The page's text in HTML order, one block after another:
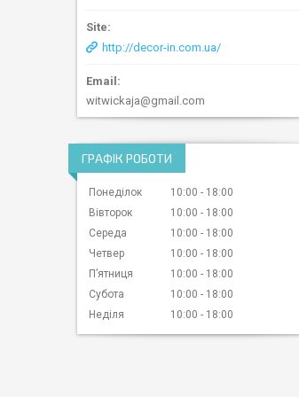
http://decor-in.com.ua/
witwickaja@gmail.com
ГРАФІК РОБОТИ
Понеділок 10:00
18:00
Вівторок
10:00
18:00
Середа
10:00
18:00
Четвер
10:00
18:00
Пʼятниця
10:00
18:00
Субота
10:00
18:00
Неділя
10:00 18:00